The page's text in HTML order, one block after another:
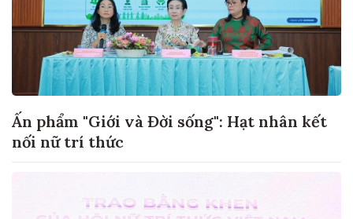
Ấn phẩm "Giới và Đời sống": Hạt nhân kết
nối nữ trí thức